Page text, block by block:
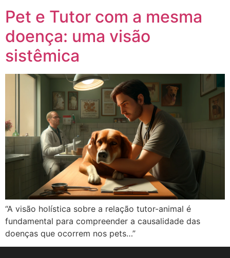
Pet e Tutor com a mesma
doença: uma visão
sistêmica
“A visão holística sobre a relação tutor-animal é
fundamental para compreender a causalidade das
doenças que ocorrem nos pets…”